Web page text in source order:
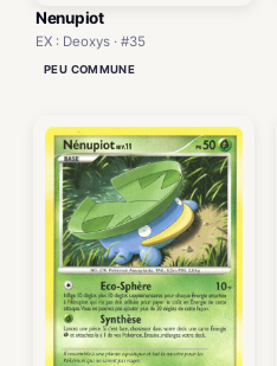
Nenupiot
EX : Deoxys · #35
PEU COMMUNE